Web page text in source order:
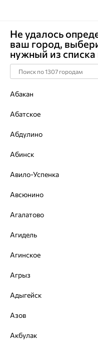
Главная Каталог Цепи
Цепочка,
Артикул:81040143345
Не удалось
ваш город,
нужный из
Абакан
Абатское
Абдулино
Абинск
Авило-Успенка
Авсюнино
Агалатово
Агидель
Агинское
Агрыз
Адыгейск
Азов
Акбулак